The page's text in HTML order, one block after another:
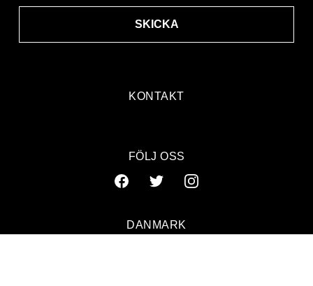
KONTAKT
SKICKA
FÖLJ OSS
DANMARK